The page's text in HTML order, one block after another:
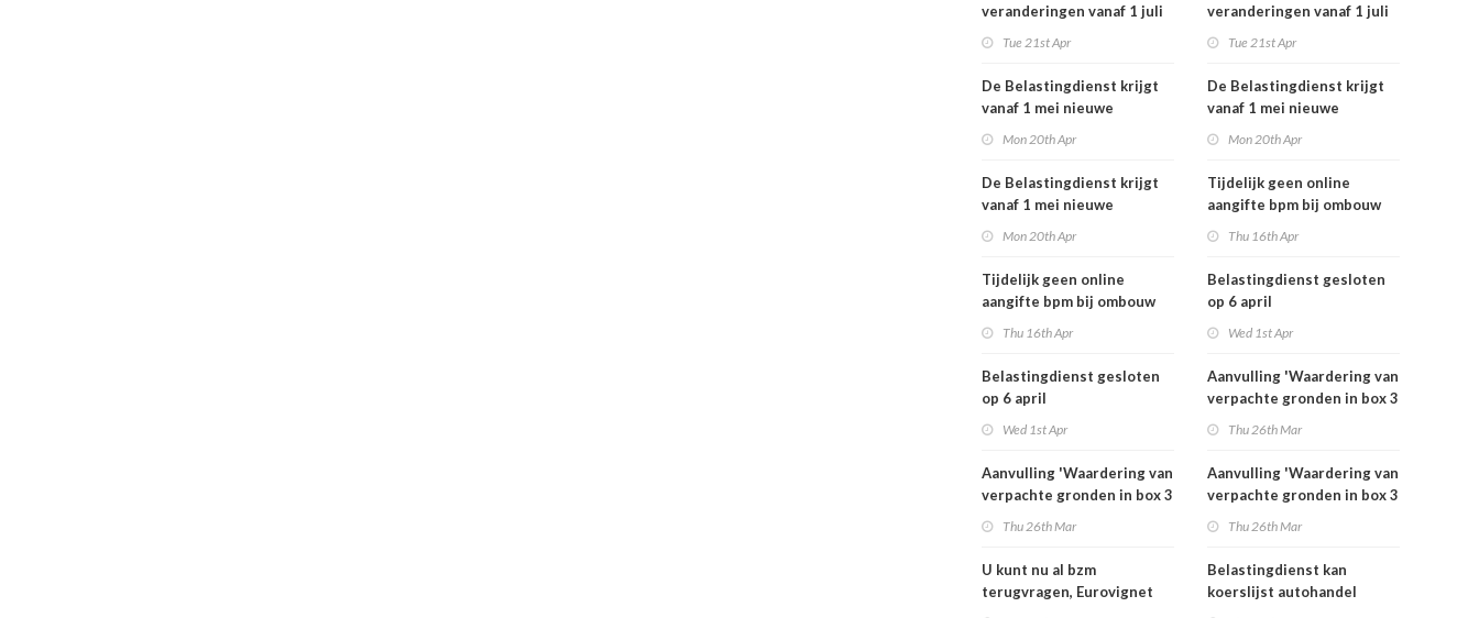
veranderingen vanaf 1 juli
Tue 21st Apr
De Belastingdienst krijgt
vanaf 1 mei nieuwe
Mon 20th Apr
De Belastingdienst krijgt
vanaf 1 mei nieuwe
Mon 20th Apr
Tijdelijk geen online
aangifte bpm bij ombouw
Thu 16th Apr
Belastingdienst gesloten
op 6 april
Wed 1st Apr
Aanvulling 'Waardering van
verpachte gronden in box 3
Thu 26th Mar
U kunt nu al bzm
terugvragen, Eurovignet
veranderingen vanaf 1 juli
Tue 21st Apr
De Belastingdienst krijgt
vanaf 1 mei nieuwe
Mon 20th Apr
Tijdelijk geen online
aangifte bpm bij ombouw
Thu 16th Apr
Belastingdienst gesloten
op 6 april
Wed 1st Apr
Aanvulling 'Waardering van
verpachte gronden in box 3
Thu 26th Mar
Aanvulling 'Waardering van
verpachte gronden in box 3
Thu 26th Mar
Belastingdienst kan
koerslijst autohandel